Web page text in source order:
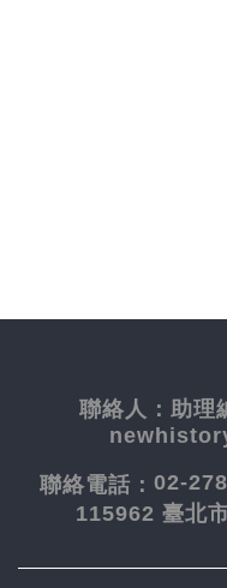
聯絡人： 助
聯絡電話： 02-
115962 臺北